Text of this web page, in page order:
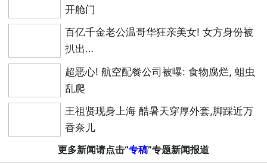
开舱门
百亿千金老公温哥华狂亲美女! 女方身份被
扒出…
超恶心! 航空配餐公司被曝: 食物腐烂, 蛆虫
乱爬
王祖贤现身上海 酷暑天穿厚外套,脚踩近万
香奈儿
更多新闻请点击“专稿”专题新闻报道